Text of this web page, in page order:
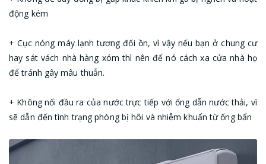
động kém
+ Cục nóng máy lạnh tương đối ồn, vì vậy nếu bạn ở chung cư
hay sát vách nhà hàng xóm thì nên để nó cách xa cửa nhà họ
để tránh gây mâu thuẫn.
+ Không nối đầu ra của nước trực tiếp với ống dẫn nước thải, vì
sẽ dẫn đến tình trạng phòng bị hôi và nhiễm khuẩn từ ống bẩn